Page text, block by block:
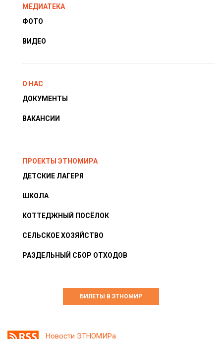
МЕДИАТЕКА
ФОТО
ВИДЕО
О НАС
ДОКУМЕНТЫ
ВАКАНСИИ
ПРОЕКТЫ ЭТНОМИРА
ДЕТСКИЕ ЛАГЕРЯ
ШКОЛА
КОТТЕДЖНЫЙ ПОСЁЛОК
СЕЛЬСКОЕ ХОЗЯЙСТВО
РАЗДЕЛЬНЫЙ СБОР ОТХОДОВ
БИЛЕТЫ В ЭТНОМИР
Новости ЭТНОМИРа